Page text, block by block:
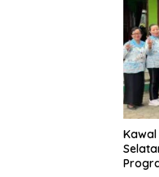
Kawal